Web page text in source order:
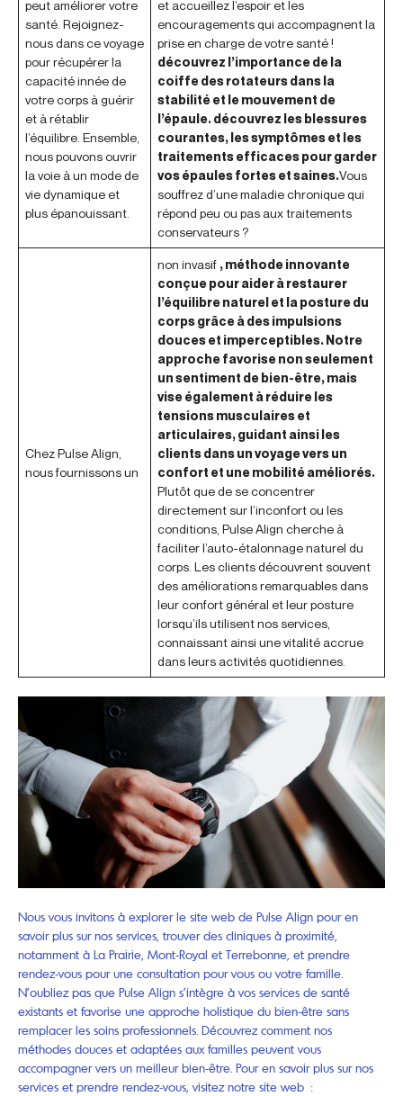
peut améliorer votre
santé. Rejoignez-
nous dans ce voyage
pour récupérer la
capacité innée de
votre corps à guérir
et à rétablir
l’équilibre. Ensemble,
nous pouvons ouvrir
la voie à un mode de
vie dynamique et
plus épanouissant.
et accueillez l’espoir et les
encouragements qui accompagnent la
prise en charge de votre santé !
découvrez l’importance de la
coiffe des rotateurs dans la
stabilité et le mouvement de
l’épaule. découvrez les blessures
courantes, les symptômes et les
traitements efficaces pour garder
vos épaules fortes et saines.Vous
souffrez d’une maladie chronique qui
répond peu ou pas aux traitements
conservateurs ?
Chez Pulse Align,
nous fournissons un
non invasif , méthode innovante
conçue pour aider à restaurer
l’équilibre naturel et la posture du
corps grâce à des impulsions
douces et imperceptibles. Notre
approche favorise non seulement
un sentiment de bien-être, mais
vise également à réduire les
tensions musculaires et
articulaires, guidant ainsi les
clients dans un voyage vers un
confort et une mobilité améliorés.
Plutôt que de se concentrer
directement sur l’inconfort ou les
conditions, Pulse Align cherche à
faciliter l’auto-étalonnage naturel du
corps. Les clients découvrent souvent
des améliorations remarquables dans
leur confort général et leur posture
lorsqu’ils utilisent nos services,
connaissant ainsi une vitalité accrue
dans leurs activités quotidiennes.
Nous vous invitons à explorer le site web de Pulse Align pour en
savoir plus sur nos services, trouver des cliniques à proximité,
notamment à La Prairie, Mont-Royal et Terrebonne, et prendre
rendez-vous pour une consultation pour vous ou votre famille.
N’oubliez pas que Pulse Align s’intègre à vos services de santé
existants et favorise une approche holistique du bien-être sans
remplacer les soins professionnels. Découvrez comment nos
méthodes douces et adaptées aux familles peuvent vous
accompagner vers un meilleur bien-être. Pour en savoir plus sur nos
services et prendre rendez-vous, visitez notre site web :